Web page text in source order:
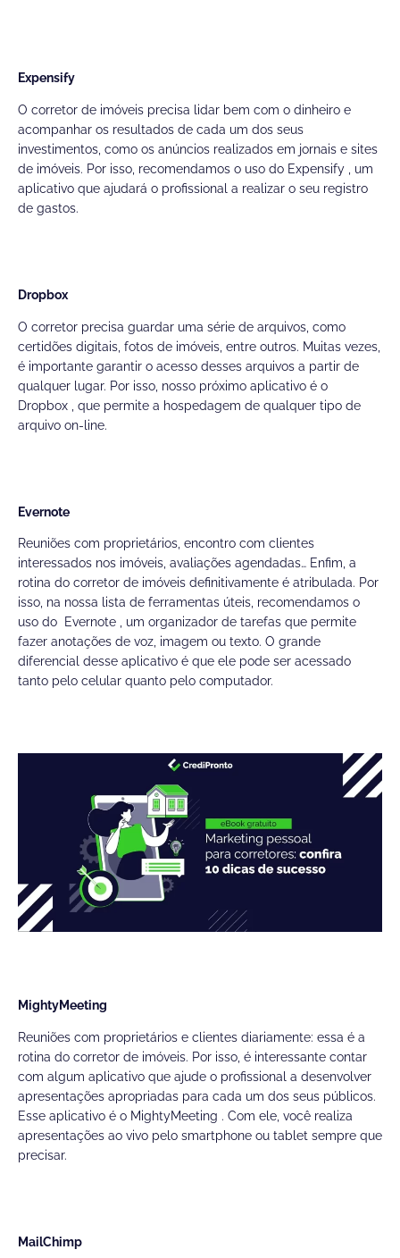
Expensify
O corretor de imóveis precisa lidar bem com o dinheiro e
acompanhar os resultados de cada um dos seus
investimentos, como os anúncios realizados em jornais e sites
de imóveis. Por isso, recomendamos o uso do Expensify
, um
aplicativo que ajudará o profissional a realizar o seu registro
de gastos.
Dropbox
O corretor precisa guardar uma série de arquivos, como
certidões digitais, fotos de imóveis, entre outros. Muitas vezes,
é importante garantir o acesso desses arquivos a partir de
qualquer lugar. Por isso, nosso próximo aplicativo é o
Dropbox , que permite a hospedagem de qualquer tipo de
arquivo on-line.
Evernote
Reuniões com proprietários, encontro com clientes
interessados nos imóveis, avaliações agendadas… Enfim, a
rotina do corretor de imóveis definitivamente é atribulada. Por
isso, na nossa lista de ferramentas úteis, recomendamos o
uso do
Evernote
, um organizador de tarefas que permite
fazer anotações de voz, imagem ou texto. O grande
diferencial desse aplicativo é que ele pode ser acessado
tanto pelo celular quanto pelo computador.
MightyMeeting
Reuniões com proprietários e clientes diariamente: essa é a
rotina do corretor de imóveis. Por isso, é interessante contar
com algum aplicativo que ajude o profissional a desenvolver
apresentações apropriadas para cada um dos seus públicos.
Esse aplicativo é o MightyMeeting . Com ele, você realiza
apresentações ao vivo pelo smartphone ou tablet sempre que
precisar.
MailChimp